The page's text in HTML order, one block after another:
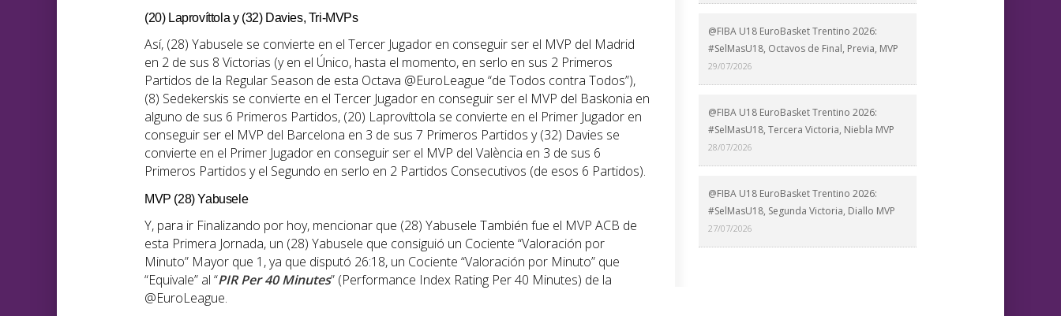
(20) Laprovíttola y (32) Davies, Tri-MVPs
Así, (28) Yabusele se convierte en el Tercer Jugador en conseguir ser el MVP del Madrid
en 2 de sus 8 Victorias (y en el Único, hasta el momento, en serlo en sus 2 Primeros
Partidos de la Regular Season de esta Octava @EuroLeague “de Todos contra Todos”),
(8) Sedekerskis se convierte en el Tercer Jugador en conseguir ser el MVP del Baskonia en
alguno de sus 6 Primeros Partidos, (20) Laprovíttola se convierte en el Primer Jugador en
conseguir ser el MVP del Barcelona en 3 de sus 7 Primeros Partidos y (32) Davies se
convierte en el Primer Jugador en conseguir ser el MVP del València en 3 de sus 6
Primeros Partidos y el Segundo en serlo en 2 Partidos Consecutivos (de esos 6 Partidos).
MVP (28) Yabusele
Y, para ir Finalizando por hoy, mencionar que (28) Yabusele También fue el MVP ACB de
esta Primera Jornada, un (28) Yabusele que consiguió un Cociente “Valoración por
Minuto” Mayor que 1, ya que disputó 26:18, un Cociente “Valoración por Minuto” que
“Equivale” al “PIR Per 40 Minutes” (Performance Index Rating Per 40 Minutes) de la
@EuroLeague.
@FIBA U18 EuroBasket Trentino 2026:
#SelMasU18, Octavos de Final, Previa, MVP
29/07/2026
@FIBA U18 EuroBasket Trentino 2026:
#SelMasU18, Tercera Victoria, Niebla MVP
28/07/2026
@FIBA U18 EuroBasket Trentino 2026:
#SelMasU18, Segunda Victoria, Diallo MVP
27/07/2026